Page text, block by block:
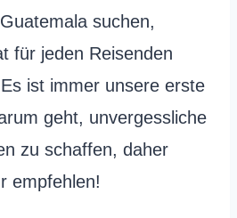
suchen,
für jeden Reisenden
ist immer unsere erste
geht, unvergessliche
zu schaffen, daher
empfehlen!